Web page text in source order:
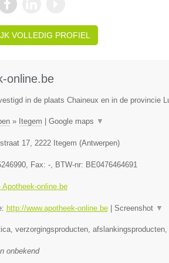
VOLLEDIG PROFIEL
online.be
in de plaats Chaineux en in de provincie
» Itegem Google maps ▼
17, 2222 Itegem (Antwerpen)
, Fax: -, BTW-nr: BE0476464691
Apotheek-online.be
http://www.apotheek-online.be| Screenshot ▼
verzorgingsproducten, afslankingsproducten,
onbekend